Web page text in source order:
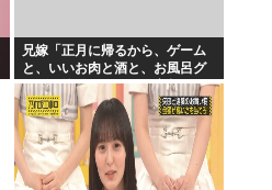
兄嫁「正月に帰るから、ゲーム
と、いいお肉と酒と、お風呂グ
ッズの準備しとけよ」寝起きの
私「知るかボケ」兄嫁「キィィ
ィィー！！！！」私「あ…」